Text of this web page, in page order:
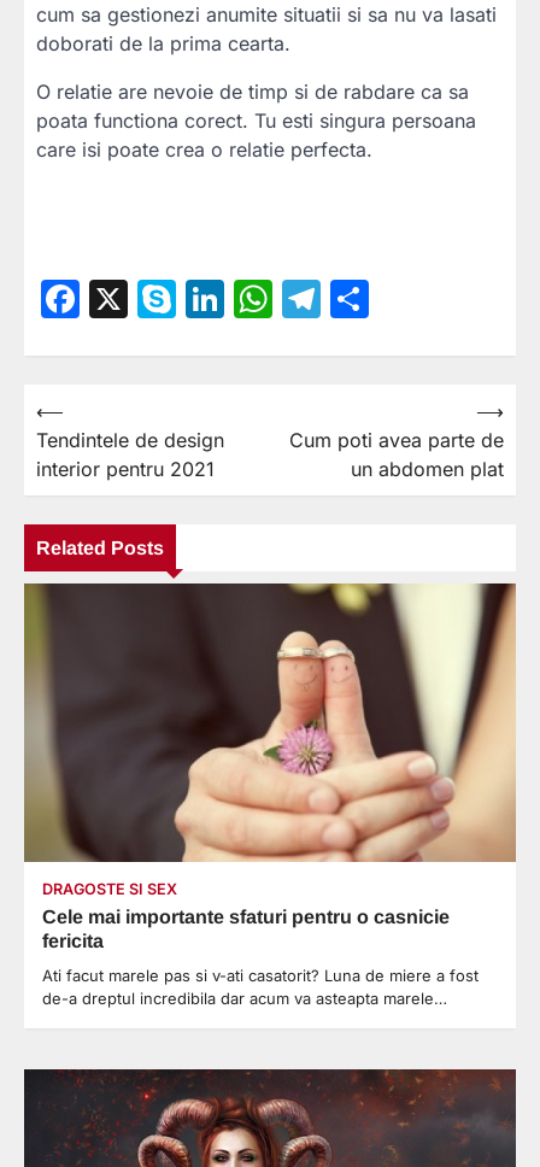
cum sa gestionezi anumite situatii si sa nu va lasati
doborati de la prima cearta.
O relatie are nevoie de timp si de rabdare ca sa
poata functiona corect. Tu esti singura persoana
care isi poate crea o relatie perfecta.
Facebook
X Skype
LinkedIn
WhatsApp
Telegram
Navigare
în
articole
⟵
Tendintele de design
interior pentru 2021
Cum poti avea parte de
un abdomen plat
⟶
Related Posts
DRAGOSTE SI SEX
Cele mai importante sfaturi pentru o casnicie
fericita
Ati facut marele pas si v-ati casatorit? Luna de miere a fost
de-a dreptul incredibila dar acum va asteapta marele…